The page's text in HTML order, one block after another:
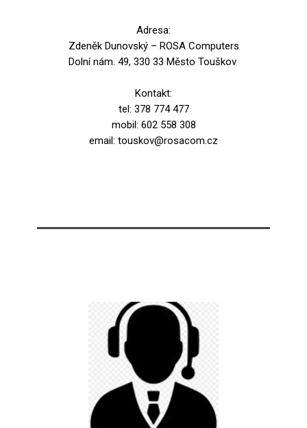
Adresa:
Zdeněk Dunovský – ROSA Computers
Dolní nám. 49, 330 33 Město Touškov
Kontakt:
tel: 378 774 477
mobil: 602 558 308
email: touskov@rosacom.cz